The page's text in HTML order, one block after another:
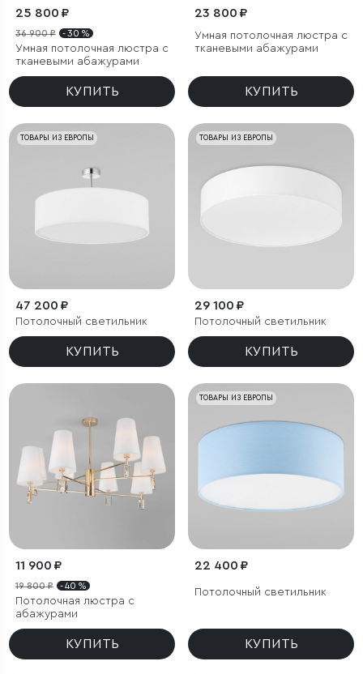
25 800 ₽
36 900 ₽ - 30 %
Умная потолочная люстра с
тканевыми абажурами
КУПИТЬ
23 800 ₽
Умная потолочная люстра с
тканевыми абажурами
КУПИТЬ
ТОВАРЫ ИЗ ЕВРОПЫ
47 200 ₽
Потолочный светильник
КУПИТЬ
ТОВАРЫ ИЗ ЕВРОПЫ
29 100 ₽
Потолочный светильник
КУПИТЬ
11 900 ₽
19 800 ₽ - 40 %
Потолочная люстра с
абажурами
КУПИТЬ
ТОВАРЫ ИЗ ЕВРОПЫ
22 400 ₽
Потолочный светильник
КУПИТЬ